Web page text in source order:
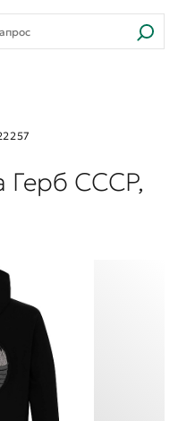
Герб СССР,